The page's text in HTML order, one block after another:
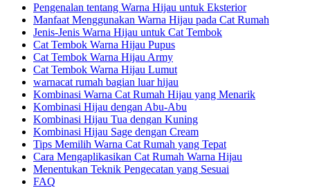
Pengenalan tentang Warna Hijau untuk Eksterior
Manfaat Menggunakan Warna Hijau pada Cat Rumah
Jenis-Jenis Warna Hijau untuk Cat Tembok
Cat Tembok Warna Hijau Pupus
Cat Tembok Warna Hijau Army
Cat Tembok Warna Hijau Lumut
warnacat rumah bagian luar hijau
Kombinasi Warna Cat Rumah Hijau yang Menarik
Kombinasi Hijau dengan Abu-Abu
Kombinasi Hijau Tua dengan Kuning
Kombinasi Hijau Sage dengan Cream
Tips Memilih Warna Cat Rumah yang Tepat
Cara Mengaplikasikan Cat Rumah Warna Hijau
Menentukan Teknik Pengecatan yang Sesuai
FAQ